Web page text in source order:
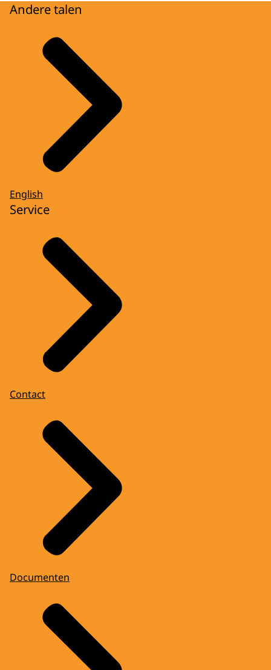
Andere talen
English
Service
Contact
Documenten